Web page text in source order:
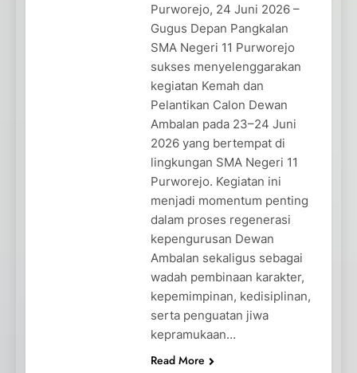
Purworejo, 24 Juni 2026 –
Gugus Depan Pangkalan
SMA Negeri 11 Purworejo
sukses menyelenggarakan
kegiatan Kemah dan
Pelantikan Calon Dewan
Ambalan pada 23–24 Juni
2026 yang bertempat di
lingkungan SMA Negeri 11
Purworejo. Kegiatan ini
menjadi momentum penting
dalam proses regenerasi
kepengurusan Dewan
Ambalan sekaligus sebagai
wadah pembinaan karakter,
kepemimpinan, kedisiplinan,
serta penguatan jiwa
kepramukaan…
Read More